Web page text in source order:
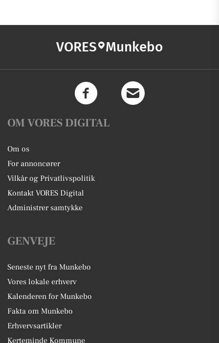
VORES Munkebo
OM VORES DIGITAL
Om os
For annoncører
Vilkår og Privatlivspolitik
Kontakt VORES Digital
Administrer samtykke
GENVEJE
Seneste nyt fra Munkebo
Vores lokale erhverv
Kalenderen for Munkebo
Fakta om Munkebo
Erhvervsartikler
Kerteminde Kommune